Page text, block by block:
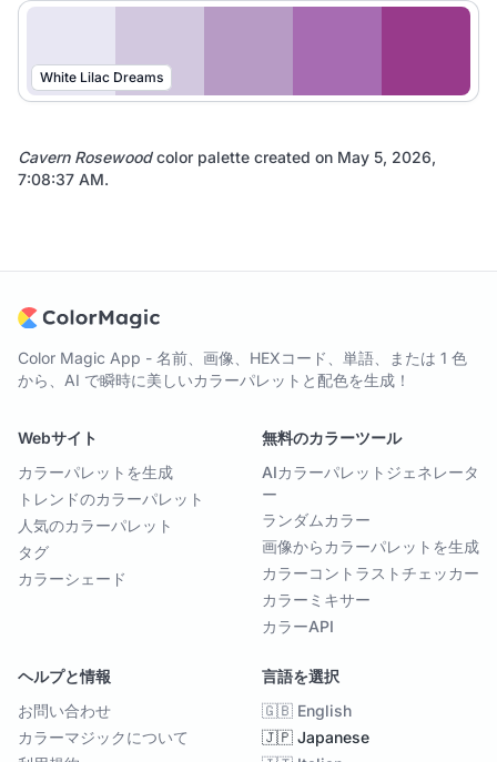
White Lilac Dreams
Cavern Rosewoodcolor palette created on May 5, 2026,
7:08:37 AM.
Color Magic App - 名前、画像、HEXコード、単語、または 1 色
から、AI で瞬時に美しいカラーパレットと配色を生成！
Webサイト
カラーパレットを生成
トレンドのカラーパレット
人気のカラーパレット
タグ
カラーシェード
無料のカラーツール
AIカラーパレットジェネレータ
ー
ランダムカラー
画像からカラーパレットを生成
カラーコントラストチェッカー
カラーミキサー
カラーAPI
ヘルプと情報
お問い合わせ
カラーマジックについて
言語を選択
🇬🇧 English
🇯🇵 Japanese